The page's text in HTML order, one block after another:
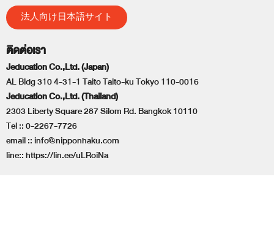
法人向け日本語サイト
ติดต่อเรา
Jeducation Co.,Ltd. (Japan)
AL Bldg 310 4-31-1 Taito Taito-ku Tokyo 110-0016
Jeducation Co.,Ltd. (Thailand)
2303 Liberty Square 287 Silom Rd. Bangkok 10110
Tel ::0-2267-7726
email ::info@nipponhaku.com
line::https://lin.ee/uLRoiNa